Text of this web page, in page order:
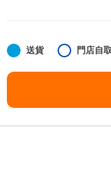
任天堂
送貨 門店自取